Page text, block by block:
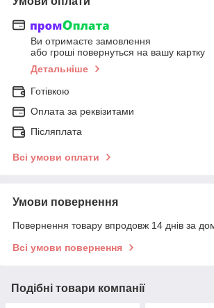
Ви отримаєте замовлення
або гроші повернуться на вашу картку
Детальніше
Готівкою
Оплата за реквізитами
Післяплата
Всі умови оплати
Умови повернення
Повернення товару впродовж 14 днів за
Всі умови повернення
Подібні товари компанії